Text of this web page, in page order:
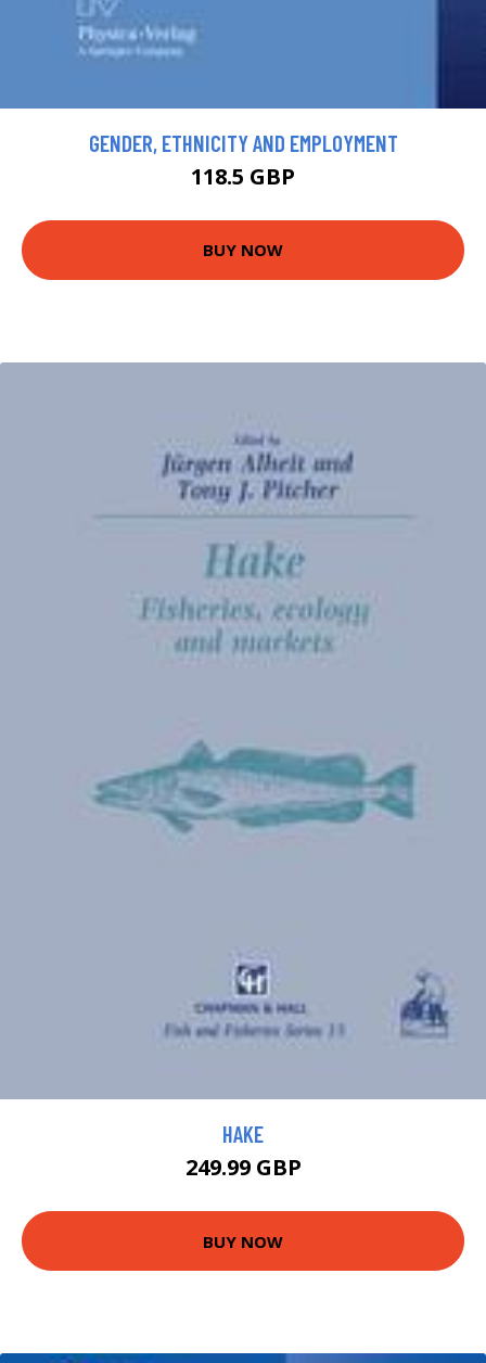
GENDER, ETHNICITY AND EMPLOYMENT
118.5 GBP
BUY NOW
HAKE
249.99 GBP
BUY NOW